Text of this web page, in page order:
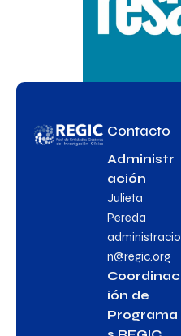
Contacto
Administr
ación
Julieta
Pereda
administracio
n@regic.org
Coordinac
ión de
Programa